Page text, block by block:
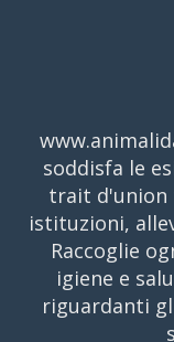
soddisfa le
trait d'union
istituzioni,
Raccoglie
igiene e
riguardanti